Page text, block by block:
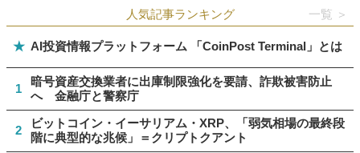
人気記事ランキング 一覧 ＞
★ AI投資情報プラットフォーム 「CoinPost Terminal」とは
1
暗号資産交換業者に出庫制限強化を要請、詐欺被害防止
へ 金融庁と警察庁
2
ビットコイン・イーサリアム・XRP、「弱気相場の最終段
階に典型的な兆候」＝クリプトクアント